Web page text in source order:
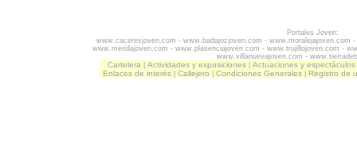
Portales Joven:
www.caceresjoven.com - www.badajozjoven.com - www.moralejajoven.com -
www.meridajoven.com - www.plasenciajoven.com - www.trujillojoven.com -
www.villanuevajoven.com -
Cartelera| Actividades y exposiciones| Actuaciones y espectáculos
Enlaces de interés| Callejero Condiciones Generales| Registro de